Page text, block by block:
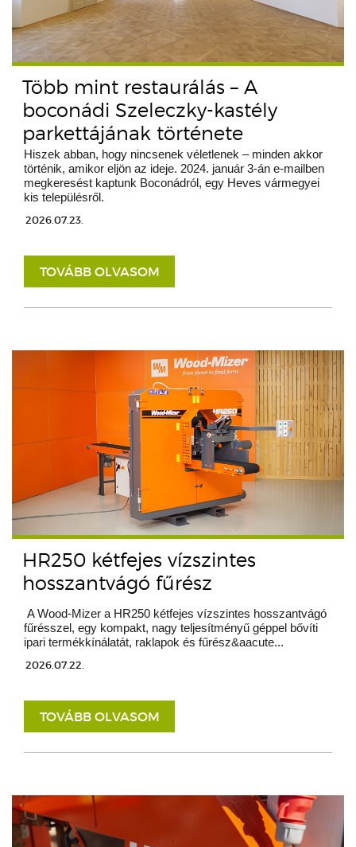
Több mint restaurálás – A
boconádi Szeleczky-kastély
parkettájának története
Hiszek abban, hogy nincsenek véletlenek – minden akkor
történik, amikor eljön az ideje. 2024. január 3-án e-mailben
megkeresést kaptunk Boconádról, egy Heves vármegyei
kis településről.
2026.07.23.
TOVÁBB OLVASOM
HR250 kétfejes vízszintes
hosszantvágó fűrész
A Wood-Mizer a HR250 kétfejes vízszintes hosszantvágó
fűrésszel, egy kompakt, nagy teljesítményű géppel bővíti
ipari termékkínálatát, raklapok és fűrész&aacute...
2026.07.22.
TOVÁBB OLVASOM